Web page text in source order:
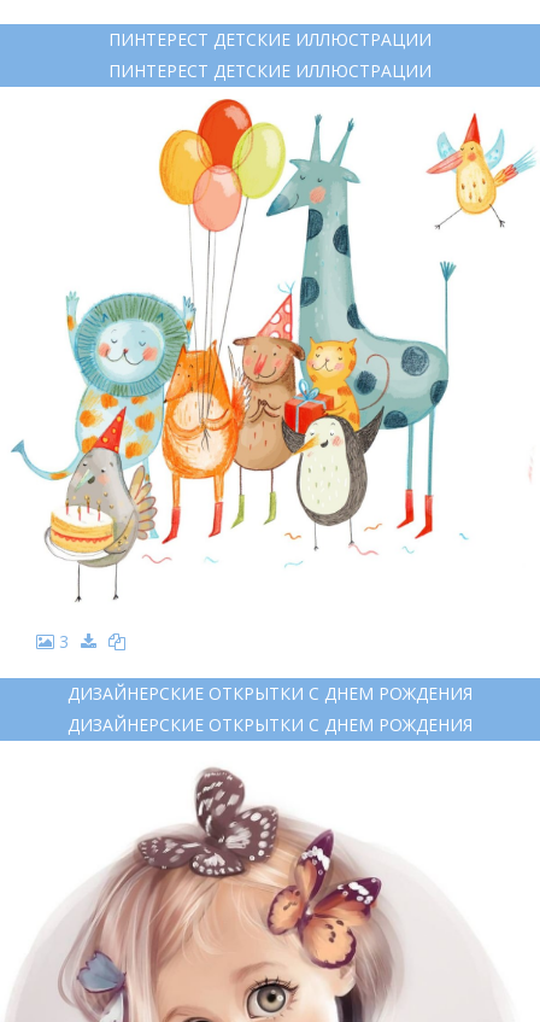
ПИНТЕРЕСТ ДЕТСКИЕ ИЛЛЮСТРАЦИИ
ПИНТЕРЕСТ ДЕТСКИЕ ИЛЛЮСТРАЦИИ
3
ДИЗАЙНЕРСКИЕ ОТКРЫТКИ С ДНЕМ РОЖДЕНИЯ
ДИЗАЙНЕРСКИЕ ОТКРЫТКИ С ДНЕМ РОЖДЕНИЯ